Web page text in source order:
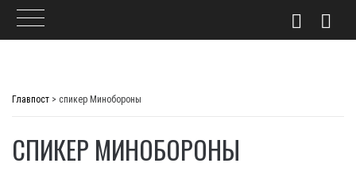
Главпост > спикер Минобороны
СПИКЕР МИНОБОРОНЫ